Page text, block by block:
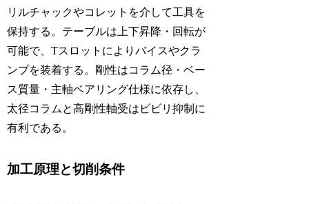
リルチャックやコレットを介して工具を
保持する。テーブルは上下昇降・回転が
可能で、Tスロットによりバイスやクラ
ンプを装着する。剛性はコラム径・ベー
ス質量・主軸ベアリング仕様に依存し、
太径コラムと高剛性軸受はビビリ抑制に
有利である。
加工原理と切削条件